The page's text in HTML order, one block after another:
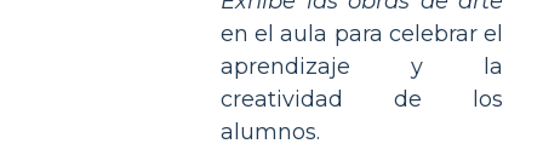
en el aula para celebrar el
aprendizaje y la
creatividad de los
alumnos.